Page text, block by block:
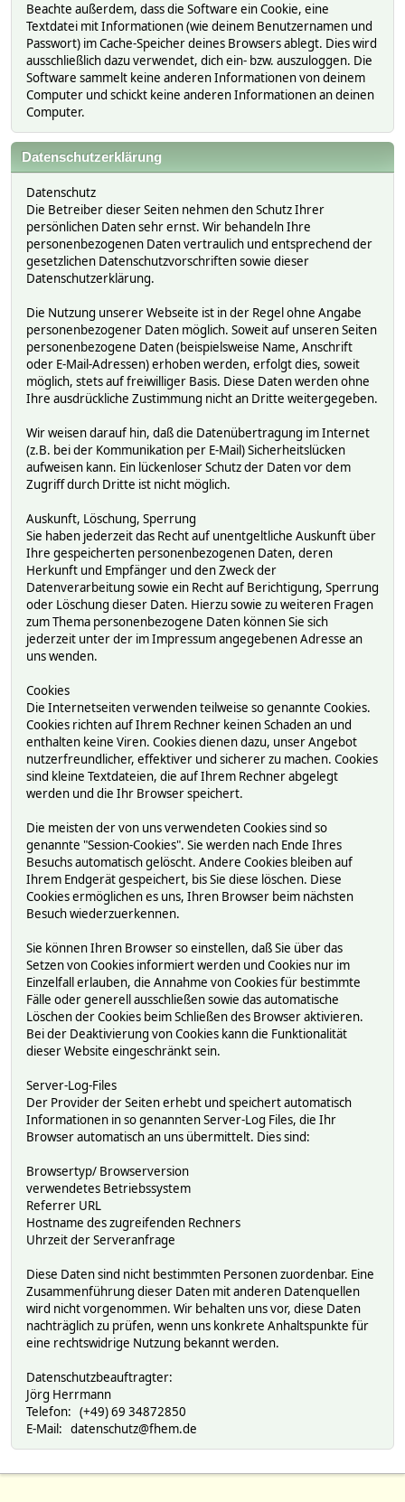
Beachte außerdem, dass die Software ein Cookie, eine
Textdatei mit Informationen (wie deinem Benutzernamen und
Passwort) im Cache-Speicher deines Browsers ablegt. Dies wird
ausschließlich dazu verwendet, dich ein- bzw. auszuloggen. Die
Software sammelt keine anderen Informationen von deinem
Computer und schickt keine anderen Informationen an deinen
Computer.
Datenschutzerklärung
Datenschutz
Die Betreiber dieser Seiten nehmen den Schutz Ihrer
persönlichen Daten sehr ernst. Wir behandeln Ihre
personenbezogenen Daten vertraulich und entsprechend der
gesetzlichen Datenschutzvorschriften sowie dieser
Datenschutzerklärung.
Die Nutzung unserer Webseite ist in der Regel ohne Angabe
personenbezogener Daten möglich. Soweit auf unseren Seiten
personenbezogene Daten (beispielsweise Name, Anschrift
oder E-Mail-Adressen) erhoben werden, erfolgt dies, soweit
möglich, stets auf freiwilliger Basis. Diese Daten werden ohne
Ihre ausdrückliche Zustimmung nicht an Dritte weitergegeben.
Wir weisen darauf hin, daß die Datenübertragung im Internet
(z.B. bei der Kommunikation per E-Mail) Sicherheitslücken
aufweisen kann. Ein lückenloser Schutz der Daten vor dem
Zugriff durch Dritte ist nicht möglich.
Auskunft, Löschung, Sperrung
Sie haben jederzeit das Recht auf unentgeltliche Auskunft über
Ihre gespeicherten personenbezogenen Daten, deren
Herkunft und Empfänger und den Zweck der
Datenverarbeitung sowie ein Recht auf Berichtigung, Sperrung
oder Löschung dieser Daten. Hierzu sowie zu weiteren Fragen
zum Thema personenbezogene Daten können Sie sich
jederzeit unter der im Impressum angegebenen Adresse an
uns wenden.
Cookies
Die Internetseiten verwenden teilweise so genannte Cookies.
Cookies richten auf Ihrem Rechner keinen Schaden an und
enthalten keine Viren. Cookies dienen dazu, unser Angebot
nutzerfreundlicher, effektiver und sicherer zu machen. Cookies
sind kleine Textdateien, die auf Ihrem Rechner abgelegt
werden und die Ihr Browser speichert.
Die meisten der von uns verwendeten Cookies sind so
genannte "Session-Cookies". Sie werden nach Ende Ihres
Besuchs automatisch gelöscht. Andere Cookies bleiben auf
Ihrem Endgerät gespeichert, bis Sie diese löschen. Diese
Cookies ermöglichen es uns, Ihren Browser beim nächsten
Besuch wiederzuerkennen.
Sie können Ihren Browser so einstellen, daß Sie über das
Setzen von Cookies informiert werden und Cookies nur im
Einzelfall erlauben, die Annahme von Cookies für bestimmte
Fälle oder generell ausschließen sowie das automatische
Löschen der Cookies beim Schließen des Browser aktivieren.
Bei der Deaktivierung von Cookies kann die Funktionalität
dieser Website eingeschränkt sein.
Server-Log-Files
Der Provider der Seiten erhebt und speichert automatisch
Informationen in so genannten Server-Log Files, die Ihr
Browser automatisch an uns übermittelt. Dies sind:
Browsertyp/ Browserversion
verwendetes Betriebssystem
Referrer URL
Hostname des zugreifenden Rechners
Uhrzeit der Serveranfrage
Diese Daten sind nicht bestimmten Personen zuordenbar. Eine
Zusammenführung dieser Daten mit anderen Datenquellen
wird nicht vorgenommen. Wir behalten uns vor, diese Daten
nachträglich zu prüfen, wenn uns konkrete Anhaltspunkte für
eine rechtswidrige Nutzung bekannt werden.
Datenschutzbeauftragter:
Jörg Herrmann
Telefon: (+49) 69 34872850
E-Mail: datenschutz@fhem.de